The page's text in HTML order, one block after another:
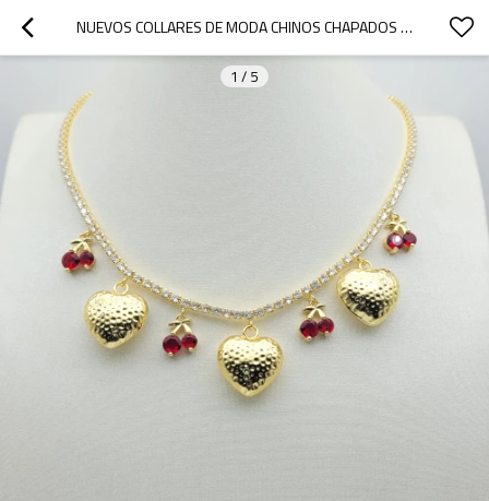
NUEVOS COLLARES DE MODA CHINOS CHAPADOS EN ORO DE 18 QUILATES CON DISEÑO DE CORAZÓN Y CEREZA.
1 / 5